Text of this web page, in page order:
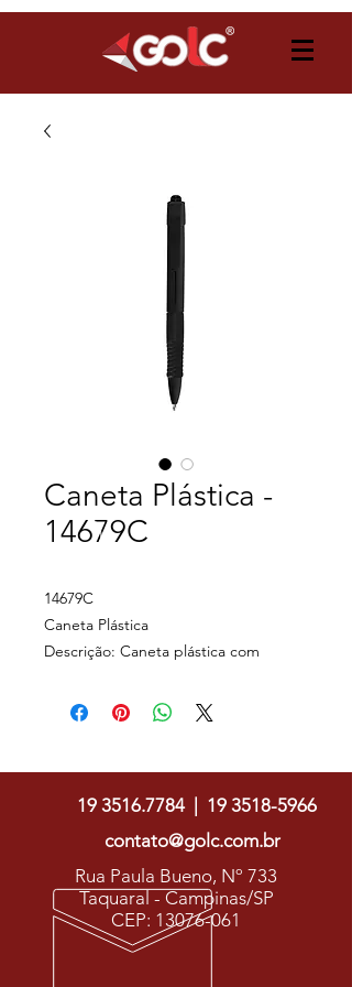
Caneta Plástica -
14679C
14679C
Caneta Plástica
Descrição: Caneta plástica com
esferográfica azul e acionamento por
Medidas aproximadas para gravação
(CxL): 4,7 cm x 1,1 cm
19 3516.7784| 19 3518-5966
contato@golc.com.br
Rua Paula Bueno, Nº 733
Taquaral - Campinas/SP
CEP: 13076-061